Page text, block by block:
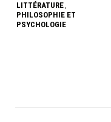
LITTÉRATURE,
PHILOSOPHIE ET
PSYCHOLOGIE